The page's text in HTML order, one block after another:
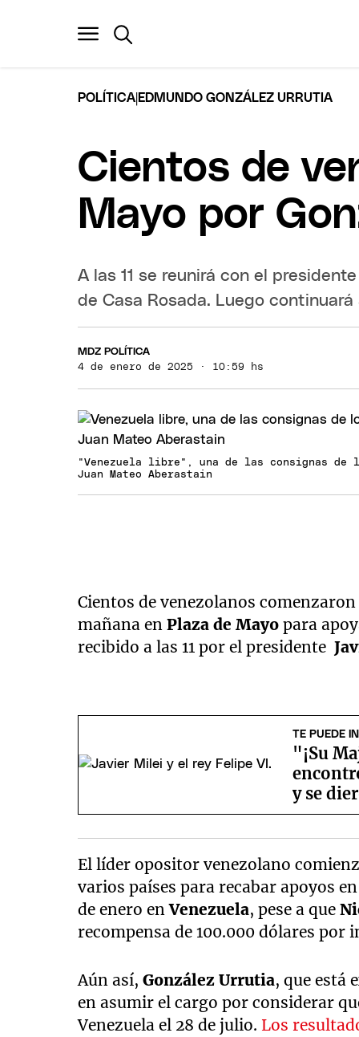
POLÍTICA EDMUNDO GONZÁLEZ URRUTIA
Cientos de
Mayo por
A las 11 se reunirá con el
de Casa Rosada. Luego continuará
MDZ POLÍTICA
4 de enero de 2025 · 10:59 hs
"Venezuela libre", una de las consignas de
Juan Mateo Aberastain
Cientos de venezolanos
mañana enPlaza de Mayo para
recibido a las 11 por el presidente
TE PUEDE
"¡Su
y se
El líder opositor venezolano
varios países para recabar apoyos
de enero enVenezuela, pese a que
recompensa de 100.000 dólares por
Aún así,González Urrutia, que está
en asumir el cargo por considerar
Venezuela el 28 de julio. Los